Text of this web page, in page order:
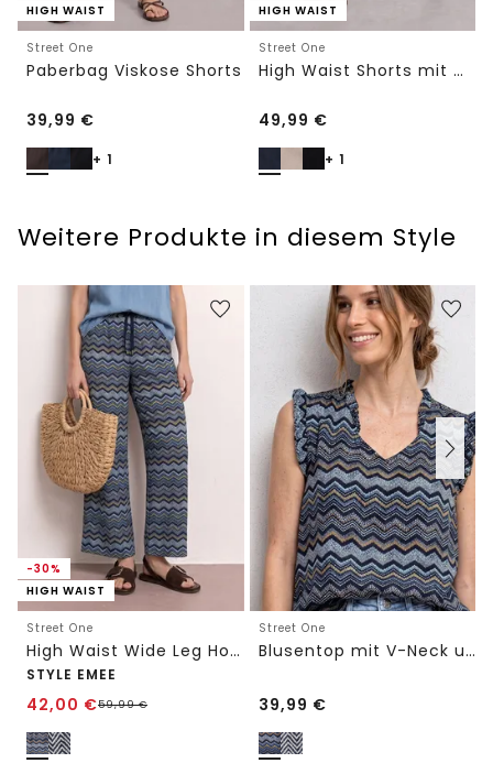
HIGH WAIST
Street One
Paberbag Viskose Shorts
39,99 €
+ 1
HIGH WAIST
Street One
High Waist Shorts mit Gürtel
49,99 €
+ 1
Weitere Produkte in diesem Style
-30%
HIGH WAIST
Street One
High Waist Wide Leg Hose im Loose Fit
STYLE EMEE
42,00 €59,99€
Street One
Blusentop mit V-Neck und Rüschen
39,99 €